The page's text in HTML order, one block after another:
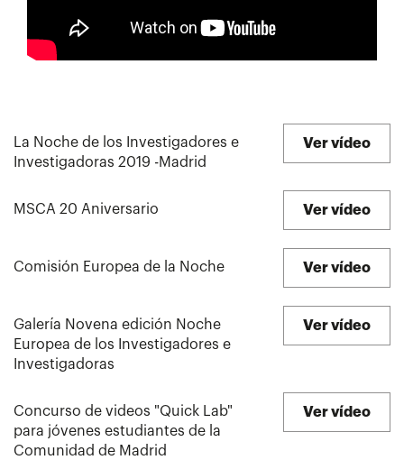
La Noche de los Investigadores e
Investigadoras 2019 -Madrid
Ver vídeo
MSCA 20 Aniversario Ver vídeo
Comisión Europea de la Noche Ver vídeo
Galería Novena edición Noche
Europea de los Investigadores e
Investigadoras
Ver vídeo
Concurso de videos "Quick Lab"
para jóvenes estudiantes de la
Comunidad de Madrid
Ver vídeo